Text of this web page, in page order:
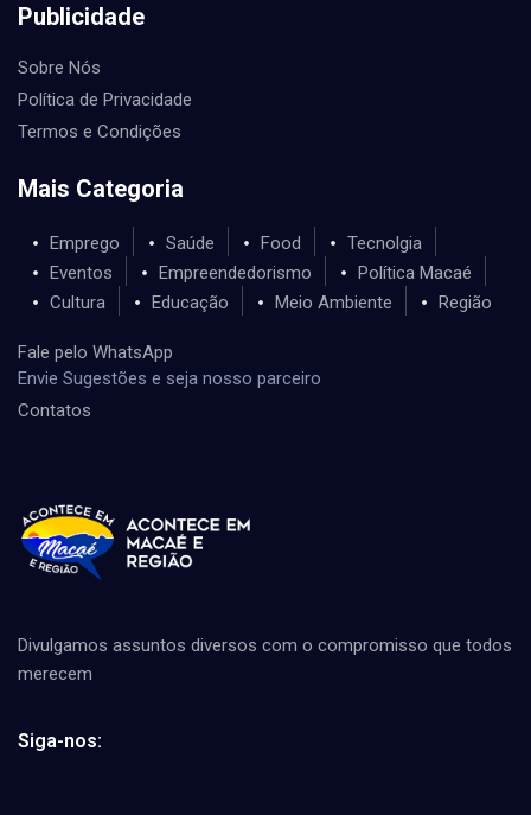
Publicidade
Sobre Nós
Política de Privacidade
Termos e Condições
Mais Categoria
Emprego Saúde Food
Tecnolgia
Eventos
Empreendedorismo
Política Macaé
Cultura
Educação Meio Ambiente Região
Fale pelo WhatsApp
Envie Sugestões e seja nosso parceiro
Contatos
Divulgamos assuntos diversos com o compromisso que todos
merecem
Siga-nos: